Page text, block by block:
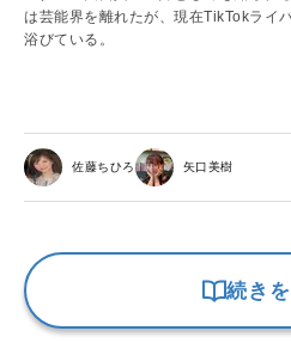
は芸能界を離れたが、現在TikTokライ
浴びている。
佐藤ちひろ 矢口美樹
続き